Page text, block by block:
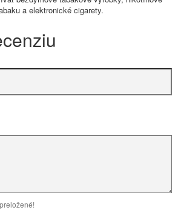
a elektronické cigarety.